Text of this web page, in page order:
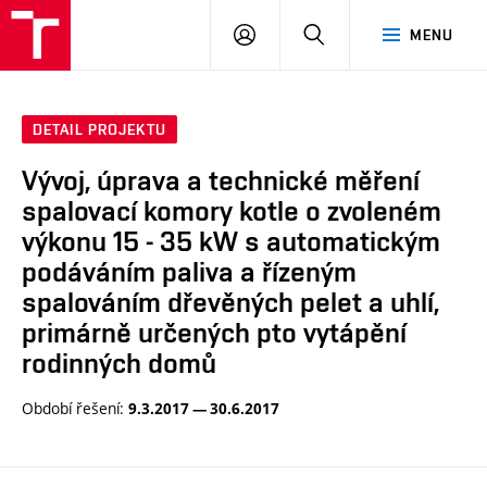
MENU
PŘIHLÁSIT
DETAIL PROJEKTU
Vývoj, úprava a technické měření
spalovací komory kotle o zvoleném
výkonu 15 - 35 kW s automatickým
podáváním paliva a řízeným
spalováním dřevěných pelet a uhlí,
primárně určených pto vytápění
rodinných domů
Období řešení: 9.3.2017 — 30.6.2017